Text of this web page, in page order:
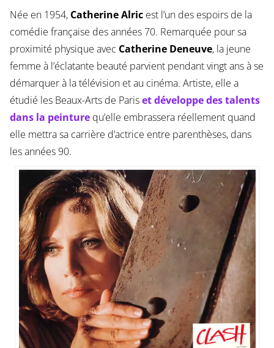
Née en 1954, Catherine Alricest l’un des espoirs de la
comédie française des années 70. Remarquée pour sa
proximité physique avec Catherine Deneuve, la jeune
femme à l’éclatante beauté parvient pendant vingt ans à se
démarquer à la télévision et au cinéma. Artiste, elle a
étudié les Beaux-Arts de Pariset développe des talents
dans la peinturequ’elle embrassera réellement quand
elle mettra sa carrière d’actrice entre parenthèses, dans
les années 90.